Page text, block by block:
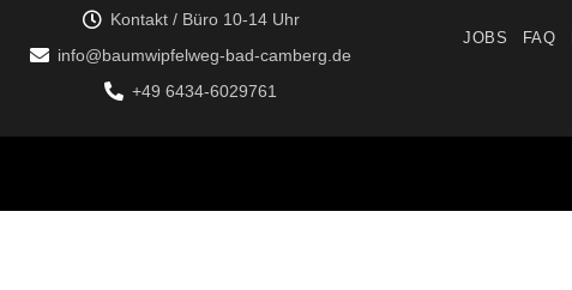
Kontakt / Büro 10-14 Uhr
info@baumwipfelweg-bad-camberg.de
+49 6434-6029761
JOBS FAQ